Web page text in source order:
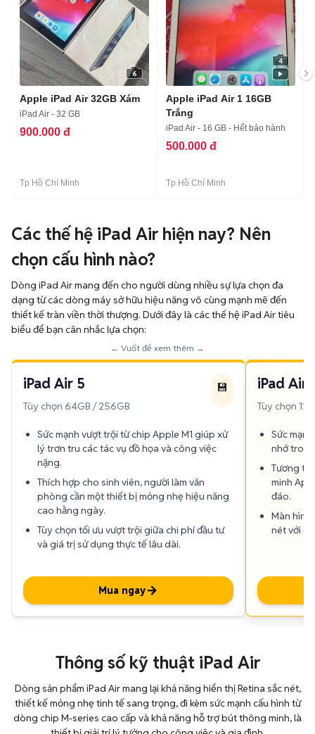
6
Apple iPad Air 32GB Xám
iPad Air - 32 GB
900.000 đ
Tp Hồ Chí Minh
4
Apple iPad Air 1 16GB
Trắng
iPad Air - 16 GB - Hết bảo hành
500.000 đ
Tp Hồ Chí Minh
Các thế hệ iPad Air hiện nay? Nên
chọn cấu hình nào?
Dòng iPad Air mang đến cho người dùng nhiều sự lựa chọn đa
dạng từ các dòng máy sở hữu hiệu năng vô cùng mạnh mẽ đến
thiết kế tràn viền thời thượng. Dưới đây là các thế hệ iPad Air tiêu
biểu để bạn cân nhắc lựa chọn:
← Vuốt để xem thêm →
iPad Air 5
Tùy chọn 64GB / 256GB
💾
Sức mạnh vượt trội từ chip Apple M1 giúp xử
lý trơn tru các tác vụ đồ họa và công việc
nặng.
Thích hợp cho sinh viên, người làm văn
phòng cần một thiết bị mỏng nhẹ hiệu năng
cao hằng ngày.
Tùy chọn tối ưu vượt trội giữa chi phí đầu tư
và giá trị sử dụng thực tế lâu dài.
Mua ngay
iPad Air
Tùy chọn
Sức
nhớ
Tương
minh
đáo.
Màn hình
nét với
Thông số kỹ thuật iPad Air
Dòng sản phẩm iPad Air mang lại khả năng hiển thị Retina sắc nét,
thiết kế mỏng nhẹ tinh tế sang trọng, đi kèm sức mạnh cấu hình từ
dòng chip M-series cao cấp và khả năng hỗ trợ bút thông minh, là